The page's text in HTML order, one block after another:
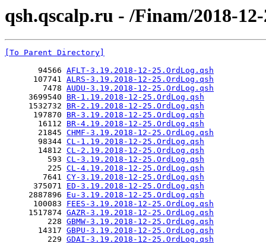
qsh.qscalp.ru - /Finam/2018-
[To Parent Directory]
       94566
AFLT-3.19.2018-12-25.OrdLog.qsh
      107741
ALRS-3.19.2018-12-25.OrdLog.qsh
        7478
AUDU-3.19.2018-12-25.OrdLog.qsh
     3699540
BR-1.19.2018-12-25.OrdLog.qsh
     1532732
BR-2.19.2018-12-25.OrdLog.qsh
      197870
BR-3.19.2018-12-25.OrdLog.qsh
       16112
BR-4.19.2018-12-25.OrdLog.qsh
       21845
CHMF-3.19.2018-12-25.OrdLog.qsh
       98344
CL-1.19.2018-12-25.OrdLog.qsh
       14812
CL-2.19.2018-12-25.OrdLog.qsh
         593
CL-3.19.2018-12-25.OrdLog.qsh
         225
CL-4.19.2018-12-25.OrdLog.qsh
        7641
CY-3.19.2018-12-25.OrdLog.qsh
      375071
ED-3.19.2018-12-25.OrdLog.qsh
     2887896
Eu-3.19.2018-12-25.OrdLog.qsh
      100083
FEES-3.19.2018-12-25.OrdLog.qsh
     1517874
GAZR-3.19.2018-12-25.OrdLog.qsh
         228
GBMW-3.19.2018-12-25.OrdLog.qsh
       14317
GBPU-3.19.2018-12-25.OrdLog.qsh
         229
GDAI-3.19.2018-12-25.OrdLog.qsh